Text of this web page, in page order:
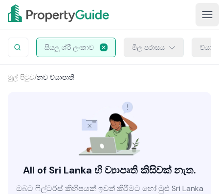
සියලු ශ්රී ලංකාව මිල පරාසය
මුල් පිටුව/නව ව්යාපෘති
All of Sri Lanka හි ව්‍යාපෘති කිසිවක් නැත.
ඔබට ෆිල්ටර්ස් කිහිපයක් ඉවත් කිරීමට හෝ මුළු Sri Lanka